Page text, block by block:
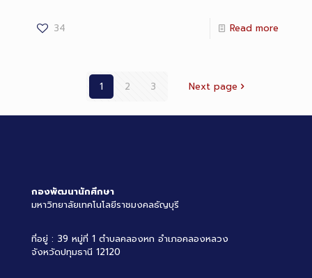
34 Read more
1 2 3 Next page
กองพัฒนานักศึกษา
มหาวิทยาลัยเทคโนโลยีราชมงคลธัญบุรี
ที่อยู่ : 39 หมู่ที่ 1 ตำบลคลองหก อำเภอคลองหลวง
จังหวัดปทุมธานี 12120